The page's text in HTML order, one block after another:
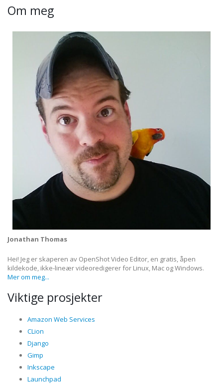
Om meg
Jonathan Thomas
Hei! Jeg er skaperen av OpenShot Video Editor, en gratis, åpen
kildekode, ikke-lineær videoredigerer for Linux, Mac og Windows.
Mer om meg...
Viktige prosjekter
Amazon Web Services
CLion
Django
Gimp
Inkscape
Launchpad